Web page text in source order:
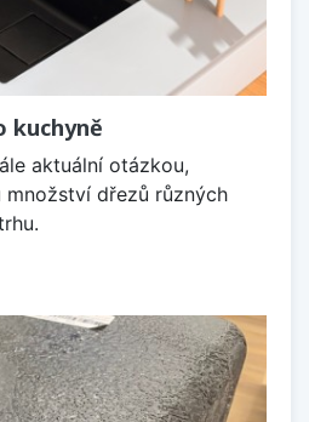
kuchyně
aktuální otázkou,
dřezů různých